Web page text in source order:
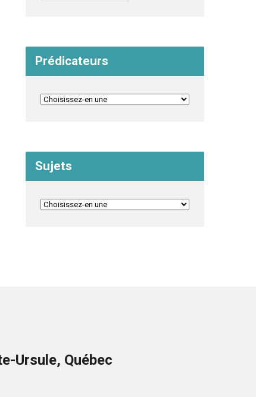
Prédicateurs
Sujets
Ursule, Québec